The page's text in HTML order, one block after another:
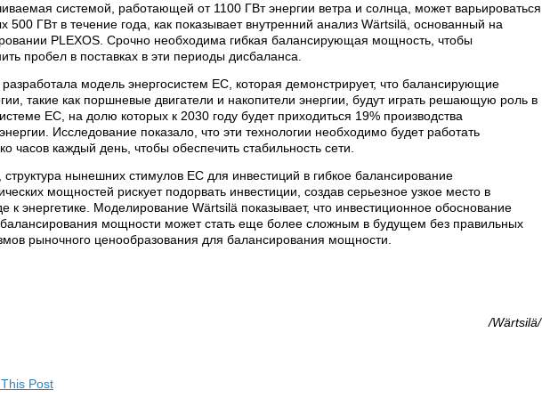
системой, работающей от 1100 ГВт энергии ветра и солнца, может варьироваться
500 ГВт в течение года, как показывает внутренний анализ Wärtsilä, основанный на
PLEXOS. Срочно необходима гибкая балансирующая мощность, чтобы
пробел в поставках в эти периоды дисбаланса.
модель энергосистем ЕС, которая демонстрирует, что балансирующие
такие как поршневые двигатели и накопители энергии, будут играть решающую роль в
ЕС, на долю которых к 2030 году будет приходиться 19% производства
Исследование показало, что эти технологии необходимо будет работать
часов каждый день, чтобы обеспечить стабильность сети.
структура нынешних стимулов ЕС для инвестиций в гибкое балансирование
мощностей рискует подорвать инвестиции, создав серьезное узкое место в
к энергетике. Моделирование Wärtsilä показывает, что инвестиционное обоснование
балансирования мощности может стать еще более сложным в будущем без правильных
рыночного ценообразования для балансирования мощности.
/Wärtsilä/
Post